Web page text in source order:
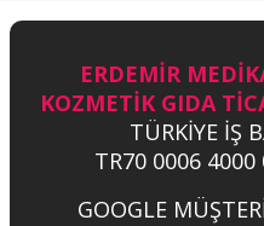
ERDEMİR
KOZMETİK GIDA
TÜRKİYE İŞ
TR70 0006
GOOGLE